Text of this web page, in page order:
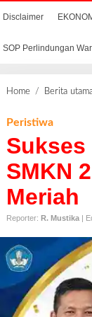
Disclaimer
SOP Perlindungan
Home / Berita
Peristiwa
Sukses
SMKN
Meriah
Reporter: R. Mustika |